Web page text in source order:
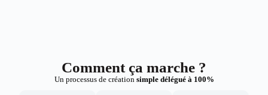
Comment ça marche ?
Un processus de création simple délégué à 100%